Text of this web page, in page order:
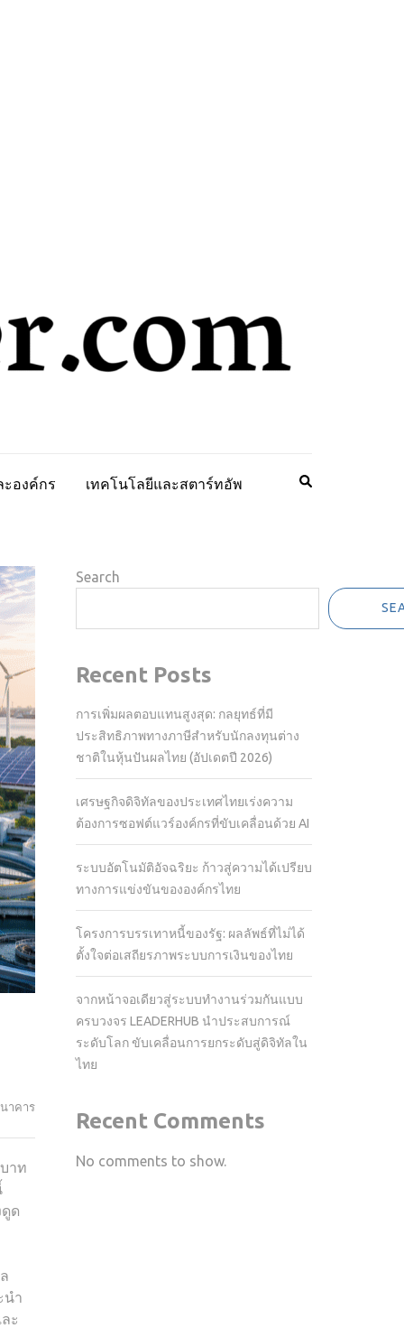
องค์กร เทคโนโลยีและสตาร์ทอัพ
าคาร
าท
ดูด
นำ
ะ
Search
Recent Posts
การเพิ่มผลตอบแทนสูงสุด: กลยุทธ์ที่มี
ประสิทธิภาพทางภาษีสำหรับนักลงทุนต่าง
ชาติในหุ้นปันผลไทย (อัปเดตปี 2026)
เศรษฐกิจดิจิทัลของประเทศไทยเร่งความ
ต้องการซอฟต์แวร์องค์กรที่ขับเคลื่อนด้วย AI
ระบบอัตโนมัติอัจฉริยะ ก้าวสู่ความได้เปรียบ
ทางการแข่งขันขององค์กรไทย
โครงการบรรเทาหนี้ของรัฐ: ผลลัพธ์ที่ไม่ได้
ตั้งใจต่อเสถียรภาพระบบการเงินของไทย
จากหน้าจอเดียวสู่ระบบทำงานร่วมกันแบบ
ครบวงจร LEADERHUB นำประสบการณ์
ระดับโลก ขับเคลื่อนการยกระดับสู่ดิจิทัลใน
ไทย
Recent Comments
No comments to show.